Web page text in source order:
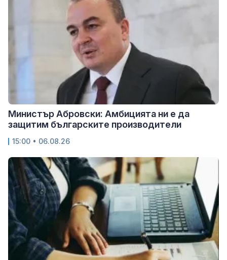
Министър Абровски: Амбицията ни е да
защитим българските производители
15:00 • 06.08.26